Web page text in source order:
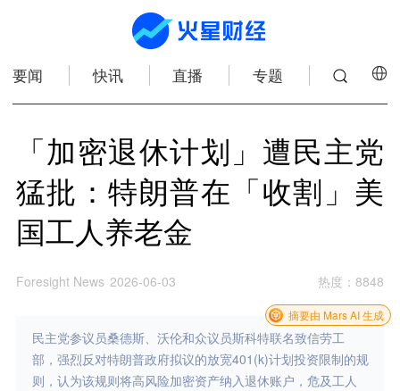
要闻 快讯 直播 专题
「加密退休计划」遭民主党
猛批：特朗普在「收割」美
国工人养老金
Foresight News 2026-06-03 热度 ：8848
民主党参议员桑德斯、沃伦和众议员斯科特联名致信劳工
部，强烈反对特朗普政府拟议的放宽401(k)计划投资限制的规
则，认为该规则将高风险加密资产纳入退休账户，危及工人
摘要由 Mars AI 生成